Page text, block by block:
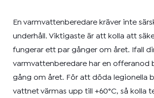
En varmvattenberedare kräver inte
underhåll. Viktigaste är att kolla att
fungerar ett par gånger om året. Ifall
varmvattenberedare har en offeranod
gång om året. För att döda legionella
vattnet värmas upp till +60°C, så kolla